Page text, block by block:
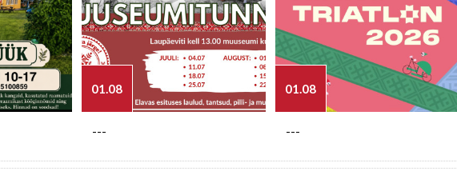
01.08
---
01.08
---